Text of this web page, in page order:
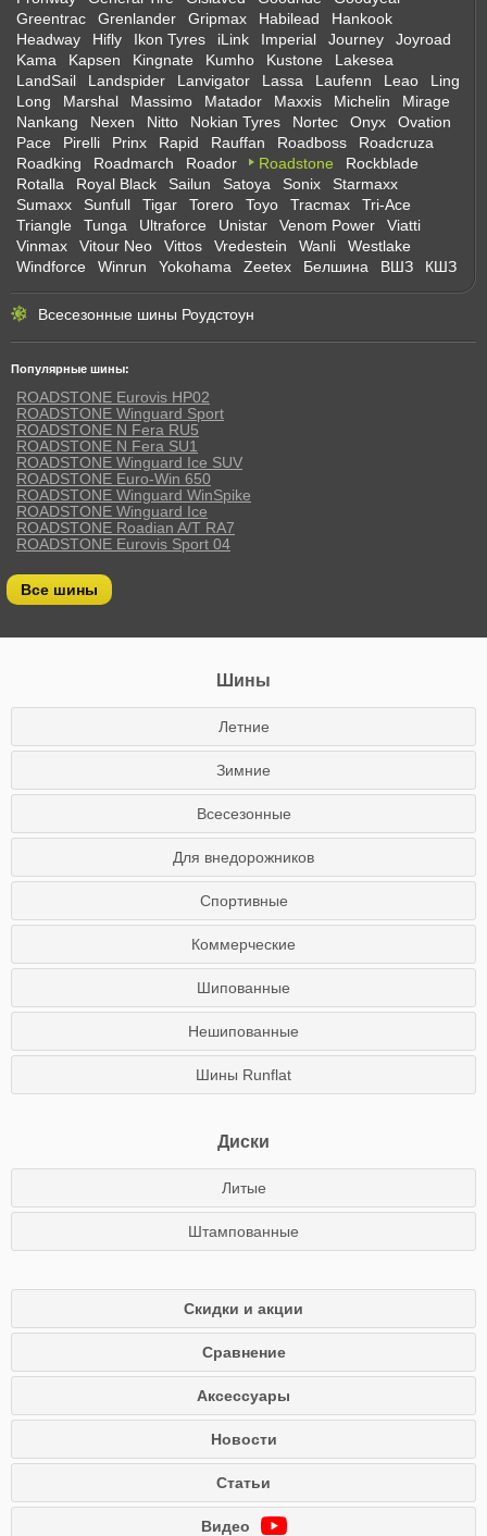
Greentrac
Grenlander Gripmax Habilead
Hankook
Headway
Hifly Ikon Tyres iLink Imperial Journey
Joyroad
Kama
Kapsen Kingnate Kumho Kustone
Lakesea
LandSail
Landspider Lanvigator Lassa Laufenn Leao
Ling
Long
Marshal Massimo Matador Maxxis Michelin
Mirage
Nankang
Nexen Nitto Nokian Tyres Nortec Onyx
Ovation
Pace
Pirelli Prinx Rapid Rauffan Roadboss
Roadcruza
Roadking
Roadmarch Roador Roadstone
Rockblade
Rotalla
Royal Black Sailun Satoya Sonix
Starmaxx
Sumaxx
Sunfull Tigar Torero Toyo Tracmax
Tri-Ace
Triangle
Tunga Ultraforce Unistar Venom Power
Viatti
Vinmax
Vitour Neo Vittos Vredestein Wanli
Westlake
Windforce
Winrun Yokohama Zeetex Белшина ВШЗ КШЗ
Всесезонные шины Роудстоун
Популярные шины:
ROADSTONE Eurovis HP02
ROADSTONE Winguard Sport
ROADSTONE N Fera RU5
ROADSTONE N Fera SU1
ROADSTONE Winguard Ice SUV
ROADSTONE Euro-Win 650
ROADSTONE Winguard WinSpike
ROADSTONE Winguard Ice
ROADSTONE Roadian A/T RA7
ROADSTONE Eurovis Sport 04
Все шины
Шины
Летние
Зимние
Всесезонные
Для внедорожников
Спортивные
Коммерческие
Шипованные
Нешипованные
Шины Runflat
Диски
Литые
Штампованные
Скидки и акции
Сравнение
Аксессуары
Новости
Статьи
Видео